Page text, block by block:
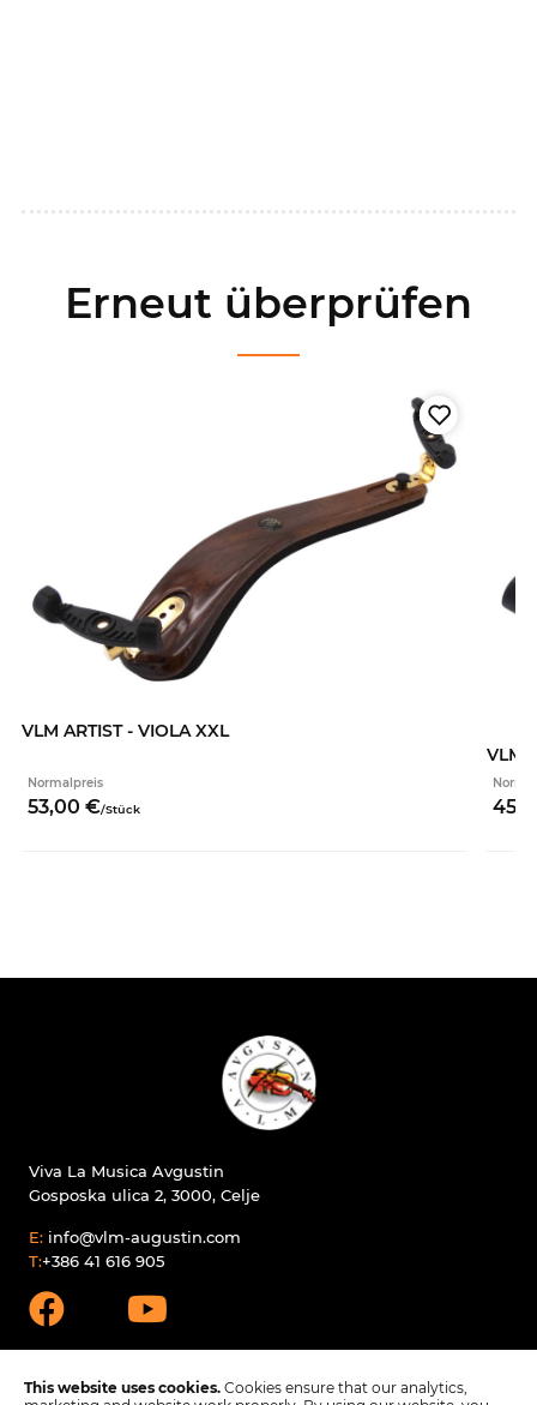
Erneut überprüfen
VLM ARTIST - VIOLA XXL
Normalpreis
53,00 €/Stück
VLM
45,
Viva La Musica Avgustin
Gosposka ulica 2, 3000, Celje
E: info@vlm-augustin.com
T:+386 41 616 905
This website uses cookies. Cookies ensure that our analytics,